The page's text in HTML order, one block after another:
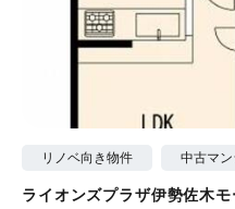
リノベ向き物件 中古マ
ライオンズプラザ伊勢佐木